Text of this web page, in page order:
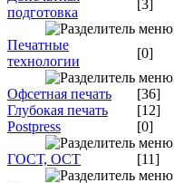
подготовка
[3]
Печатные
технологии
[0]
Офсетная печать
[36]
Глубокая печать
[12]
Postpress
[0]
ГОСТ, ОСТ [11]